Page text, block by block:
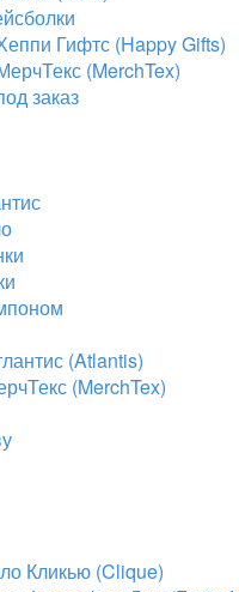
Гифтс (Happy Gifts)
(MerchTex)
заказ
(Atlantis)
(MerchTex)
Кликью (Clique)